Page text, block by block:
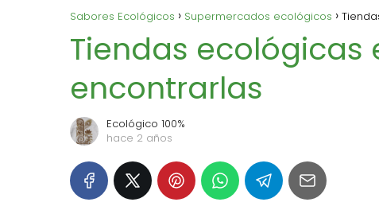
Sabores Ecológicos Supermercados ecológicos
Tiendas ecológicas
encontrarlas
Ecológico 100%
hace 2 años